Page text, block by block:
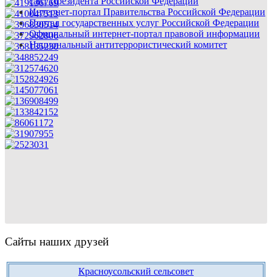
Интернет-портал Правительства Российской Федерации
Портал государственных услуг Российской Федерации
Официальный интернет-портал правовой информации
Национальный антитеррористический комитет
Сайты наших друзей
Красноусольский сельсовет